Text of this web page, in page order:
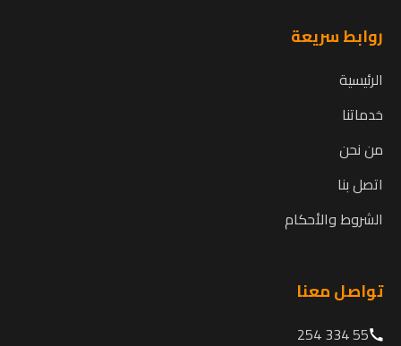
روابط سريعة
الرئيسية
خدماتنا
من نحن
اتصل بنا
الشروط والأحكام
تواصل معنا
55 334 254